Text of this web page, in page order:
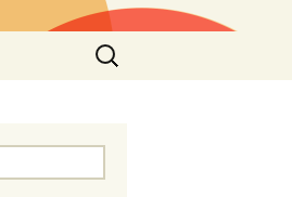
Suchen
nach: